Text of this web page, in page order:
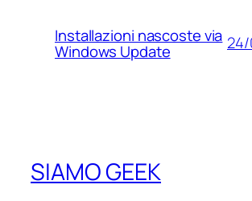
Installazioni nascoste via
Windows Update
SIAMO GEEK